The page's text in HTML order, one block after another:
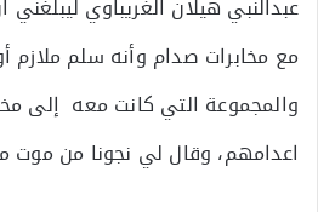
عبدالنبي هيلان الغريباوي
مع مخابرات صدام وأنه سلم ملازم
والمجموعة التي كانت معه إلى
اعدامهم، وقال لي نجونا من موت